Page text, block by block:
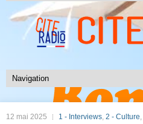
12 mai 2025 1 - Interviews, 2 - Culture,